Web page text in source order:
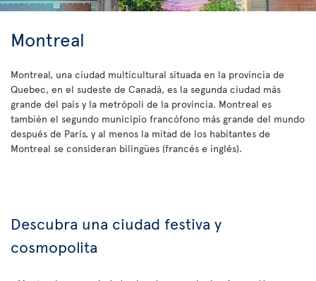
Montreal
Montreal, una ciudad multicultural situada en la provincia de
Quebec, en el sudeste de Canadá, es la segunda ciudad más
grande del país y la metrópoli de la provincia. Montreal es
también el segundo municipio francófono más grande del mundo
después de París, y al menos la mitad de los habitantes de
Montreal se consideran bilingües (francés e inglés).
Descubra una ciudad festiva y
cosmopolita